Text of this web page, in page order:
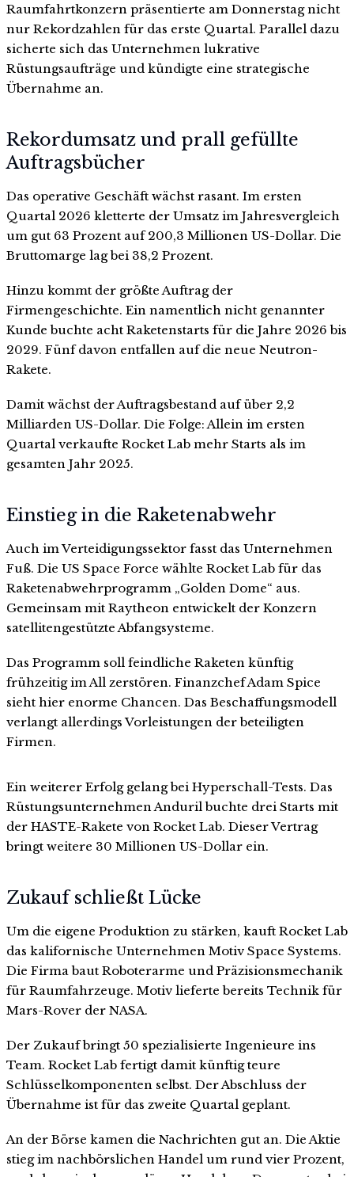
Raumfahrtkonzern präsentierte am Donnerstag nicht
nur Rekordzahlen für das erste Quartal. Parallel dazu
sicherte sich das Unternehmen lukrative
Rüstungsaufträge und kündigte eine strategische
Übernahme an.
Rekordumsatz und prall gefüllte
Auftragsbücher
Das operative Geschäft wächst rasant. Im ersten
Quartal 2026 kletterte der Umsatz im Jahresvergleich
um gut 63 Prozent auf 200,3 Millionen US-Dollar. Die
Bruttomarge lag bei 38,2 Prozent.
Hinzu kommt der größte Auftrag der
Firmengeschichte. Ein namentlich nicht genannter
Kunde buchte acht Raketenstarts für die Jahre 2026 bis
2029. Fünf davon entfallen auf die neue Neutron-
Rakete.
Damit wächst der Auftragsbestand auf über 2,2
Milliarden US-Dollar. Die Folge: Allein im ersten
Quartal verkaufte Rocket Lab mehr Starts als im
gesamten Jahr 2025.
Einstieg in die Raketenabwehr
Auch im Verteidigungssektor fasst das Unternehmen
Fuß. Die US Space Force wählte Rocket Lab für das
Raketenabwehrprogramm „Golden Dome“ aus.
Gemeinsam mit Raytheon entwickelt der Konzern
satellitengestützte Abfangsysteme.
Das Programm soll feindliche Raketen künftig
frühzeitig im All zerstören. Finanzchef Adam Spice
sieht hier enorme Chancen. Das Beschaffungsmodell
verlangt allerdings Vorleistungen der beteiligten
Firmen.
Ein weiterer Erfolg gelang bei Hyperschall-Tests. Das
Rüstungsunternehmen Anduril buchte drei Starts mit
der HASTE-Rakete von Rocket Lab. Dieser Vertrag
bringt weitere 30 Millionen US-Dollar ein.
Zukauf schließt Lücke
Um die eigene Produktion zu stärken, kauft Rocket Lab
das kalifornische Unternehmen Motiv Space Systems.
Die Firma baut Roboterarme und Präzisionsmechanik
für Raumfahrzeuge. Motiv lieferte bereits Technik für
Mars-Rover der NASA.
Der Zukauf bringt 50 spezialisierte Ingenieure ins
Team. Rocket Lab fertigt damit künftig teure
Schlüsselkomponenten selbst. Der Abschluss der
Übernahme ist für das zweite Quartal geplant.
An der Börse kamen die Nachrichten gut an. Die Aktie
stieg im nachbörslichen Handel um rund vier Prozent,